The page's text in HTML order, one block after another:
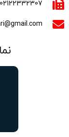
02122332307